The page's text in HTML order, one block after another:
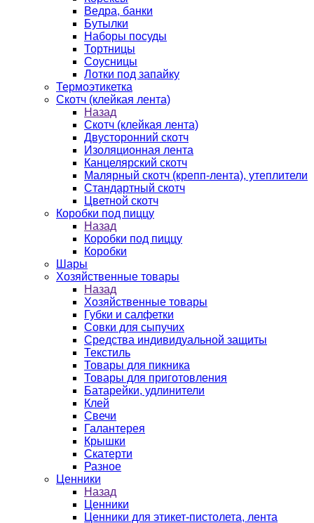
Ведра, банки
Бутылки
Наборы посуды
Тортницы
Соусницы
Лотки под запайку
Термоэтикетка
Скотч (клейкая лента)
Назад
Скотч (клейкая лента)
Двусторонний скотч
Изоляционная лента
Канцелярский скотч
Малярный скотч (крепп-лента), утеплители
Стандартный скотч
Цветной скотч
Коробки под пиццу
Назад
Коробки под пиццу
Коробки
Шары
Хозяйственные товары
Назад
Хозяйственные товары
Губки и салфетки
Совки для сыпучих
Средства индивидуальной защиты
Текстиль
Товары для пикника
Товары для приготовления
Батарейки, удлинители
Клей
Свечи
Галантерея
Крышки
Скатерти
Разное
Ценники
Назад
Ценники
Ценники для этикет-пистолета, лента